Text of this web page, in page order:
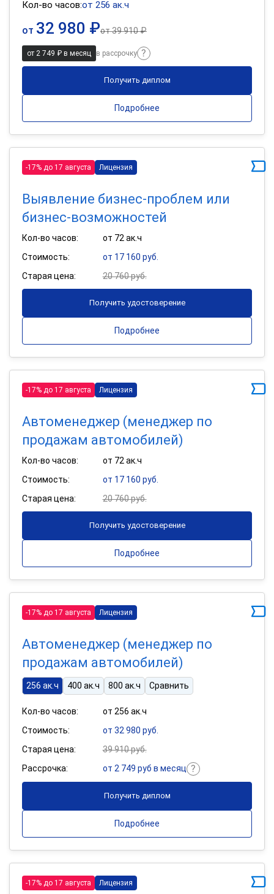
Кол-во часов:от 256 ак.ч
от 32 980 ₽от39 910 ₽
от 2 749 ₽ в месяц в рассрочку
Получить диплом
Подробнее
-17% до 17 августа Лицензия
Выявление бизнес-проблем или
бизнес-возможностей
Кол-во часов:
от 72 ак.ч
Стоимость:
от 17 160 руб.
Старая цена:
20 760 руб.
Получить удостоверение
Подробнее
-17% до 17 августа Лицензия
Автоменеджер (менеджер по
продажам автомобилей)
Кол-во часов:
от 72 ак.ч
Стоимость:
от 17 160 руб.
Старая цена:
20 760 руб.
Получить удостоверение
Подробнее
-17% до 17 августа Лицензия
Автоменеджер (менеджер по
продажам автомобилей)
256 ак.ч 400 ак.ч 800 ак.ч Сравнить
Кол-во часов:
от 256 ак.ч
Стоимость:
от 32 980 руб.
Старая цена:
39 910 руб.
Рассрочка:
от 2 749 руб в месяц
Получить диплом
Подробнее
-17% до 17 августа Лицензия